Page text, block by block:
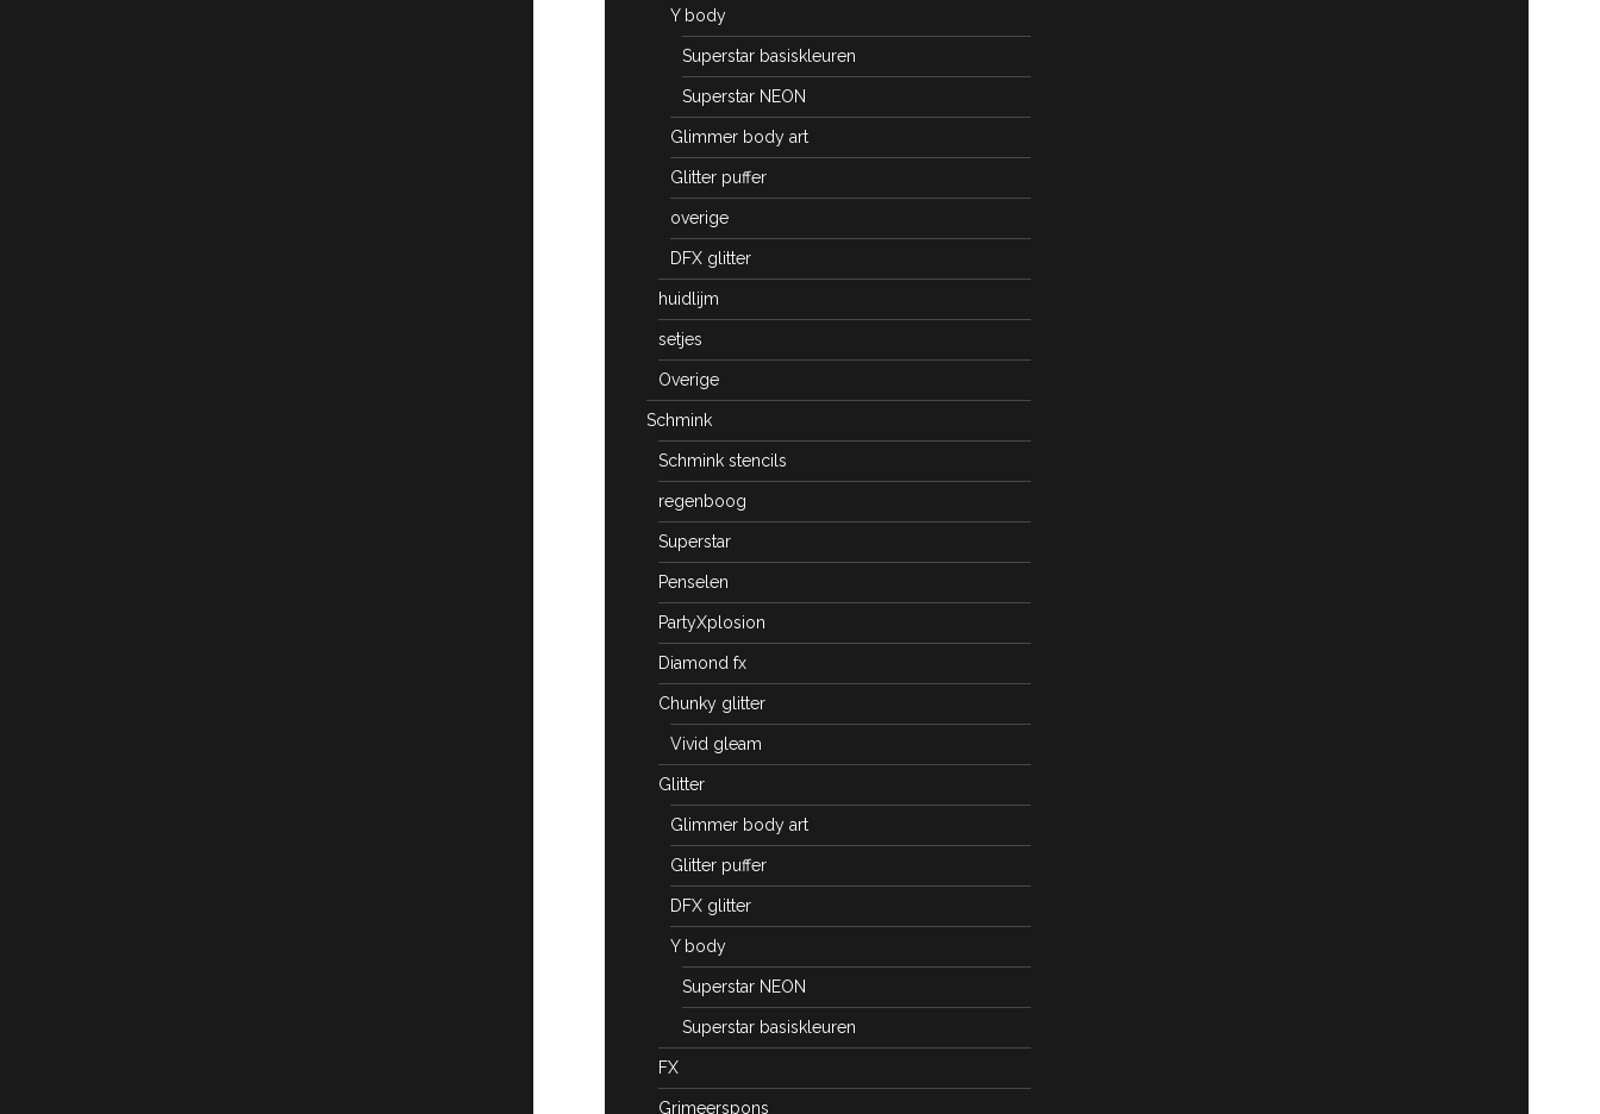
Y body
Superstar basiskleuren
Superstar NEON
Glimmer body art
Glitter puffer
overige
DFX glitter
huidlijm
setjes
Overige
Schmink
Schmink stencils
regenboog
Superstar
Penselen
PartyXplosion
Diamond fx
Chunky glitter
Vivid gleam
Glitter
Glimmer body art
Glitter puffer
DFX glitter
Y body
Superstar NEON
Superstar basiskleuren
FX
Grimeerspons